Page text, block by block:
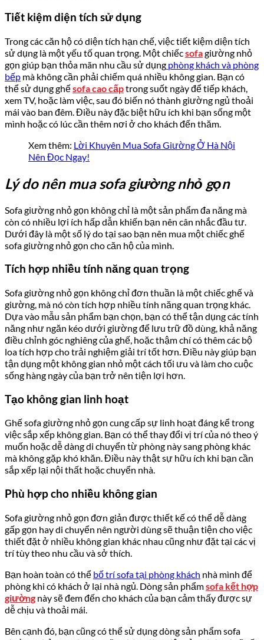
Tiết kiệm diện tích sử dụng
Trong các căn hộ có diện tích hạn chế, việc tiết kiệm diện tích
sử dụng là một yếu tố quan trọng. Một chiếcsofagiường nhỏ
gọn giúp bạn thỏa mãn nhu cầu sử dụng phòng khách và phòng
bếp mà không cần phải chiếm quá nhiều không gian. Bạn có
thể sử dụng ghếsofa cao cấptrong suốt ngày để tiếp khách,
xem TV, hoặc làm việc, sau đó biến nó thành giường ngủ thoải
mái vào ban đêm. Điều này đặc biệt hữu ích khi bạn sống một
mình hoặc có lúc cần thêm nơi ở cho khách đến thăm.
Xem thêm: Lời Khuyên Mua Sofa Giường Ở Hà Nội
Nên Đọc Ngay!
Lý do nên mua sofa giường nhỏ gọn
Sofa giường nhỏ gọn không chỉ là một sản phẩm đa năng mà
còn có nhiều lợi ích hấp dẫn khiến bạn nên cân nhắc đầu tư.
Dưới đây là một số lý do tại sao bạn nên mua một chiếc ghế
sofa giường nhỏ gọn cho căn hộ của mình.
Tích hợp nhiều tính năng quan trọng
Sofa giường nhỏ gọn không chỉ đơn thuần là một chiếc ghế và
giường, mà nó còn tích hợp nhiều tính năng quan trọng khác.
Dựa vào mẫu sản phẩm bạn chọn, bạn có thể tận dụng các tính
năng như ngăn kéo dưới giường để lưu trữ đồ dùng, khả năng
điều chỉnh góc nghiêng của ghế, hoặc thậm chí có thêm các bộ
loa tích hợp cho trải nghiệm giải trí tốt hơn. Điều này giúp bạn
tận dụng một không gian nhỏ một cách tối ưu và làm cho cuộc
sống hàng ngày của bạn trở nên tiện lợi hơn.
Tạo không gian linh hoạt
Ghế sofa giường nhỏ gọn cung cấp sự linh hoạt đáng kể trong
việc sắp xếp không gian. Bạn có thể thay đổi vị trí của nó theo ý
muốn hoặc dễ dàng di chuyển từ phòng này sang phòng khác
mà không gặp khó khăn. Điều này thật sự hữu ích khi bạn cần
sắp xếp lại nội thất hoặc chuyển nhà.
Phù hợp cho nhiều không gian
Sofa giường nhỏ gọn đơn giản được thiết kế có thể dễ dàng
gấp gọn hay di chuyển nên người dùng sẽ thuận tiện cho việc
thiết đặt ở nhiều không gian khác nhau cũng như đặt tại các vị
trí tùy theo nhu cầu và sở thích.
Bạn hoàn toàn có thể bố trí sofa tại phòng khách nhà mình để
phòng khi có khách ở lại nhà ngủ. Dòng sản phẩmsofa kết hợp
giường này sẽ đem đến cho khách của bạn cảm thấy được sự
dễ chịu và thoải mái.
Bên cạnh đó, bạn cũng có thể sử dụng dòng sản phẩm sofa